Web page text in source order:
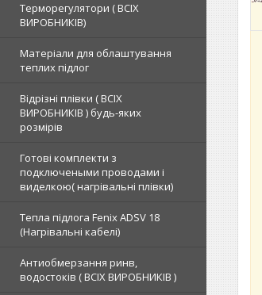
Терморегулятори ( ВСІХ
ВИРОБНИКІВ)
Матеріали для облаштування
теплих підлог
Відрізні плівки ( ВСІХ
ВИРОБНИКІВ ) будь-яких
розмірів
Готові комплекти з
подключеными проводами і
виделкою( нагрівальні плівки)
Тепла підлога Fenix ADSV 18
(Нагрівальні кабелі)
Антиобмерзання ринв,
водостоків ( ВСІХ ВИРОБНИКІВ )